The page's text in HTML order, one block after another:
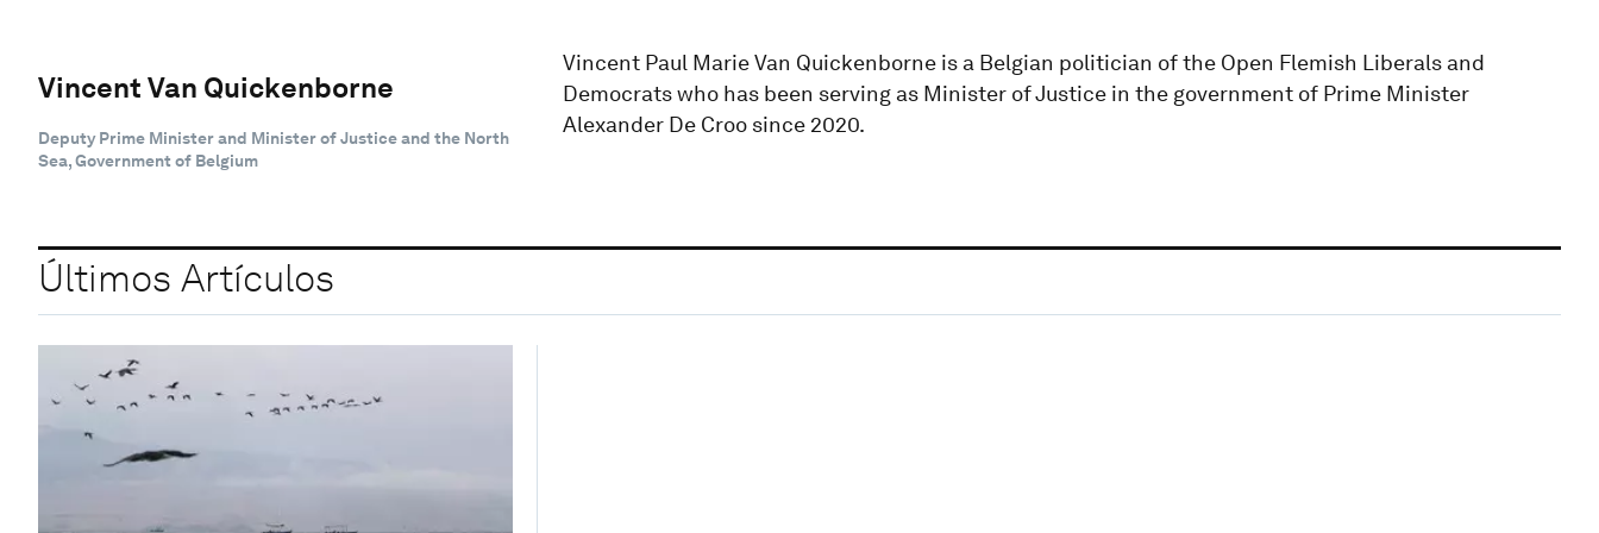
Vincent Van Quickenborne
Deputy Prime Minister and Minister of Justice and the North
Sea, Government of Belgium
Vincent Paul Marie Van Quickenborne is a Belgian politician of the Open Flemish Liberals and
Democrats who has been serving as Minister of Justice in the government of Prime Minister
Alexander De Croo since 2020.
Últimos Artículos